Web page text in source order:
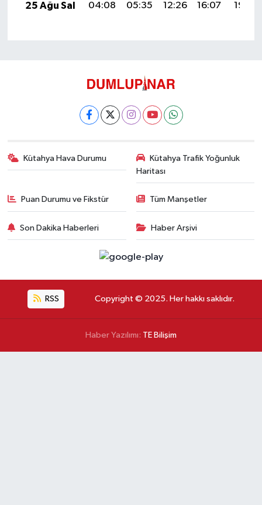
25 Ağu Sal
04:08 05:35 12:26 16:07 19:06
Kütahya Hava Durumu
Kütahya Trafik Yoğunluk
Haritası
Puan Durumu ve Fikstür Tüm Manşetler
Son Dakika Haberleri Haber Arşivi
RSS Copyright © 2025. Her hakkı saklıdır.
Haber Yazılımı: TE Bilişim